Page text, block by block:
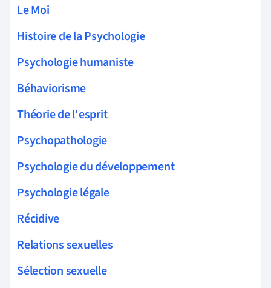
Le Moi
Histoire de la Psychologie
Psychologie humaniste
Béhaviorisme
Théorie de l'esprit
Psychopathologie
Psychologie du développement
Psychologie légale
Récidive
Relations sexuelles
Sélection sexuelle